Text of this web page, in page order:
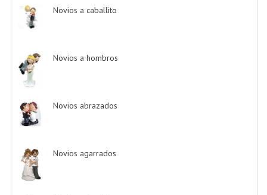
Novios a caballito
Novios a hombros
Novios abrazados
Novios agarrados